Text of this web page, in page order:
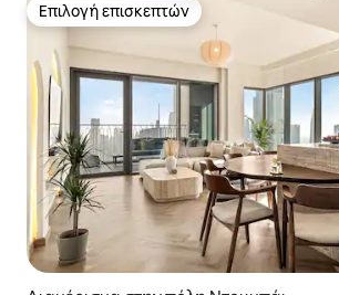
Επιλογή επισκεπτών
Επιλογή επισκεπτών